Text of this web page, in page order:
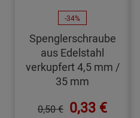
-34%
Spenglerschraube
aus Edelstahl
verkupfert 4,5 mm /
35 mm
0,50 € 0,33 €